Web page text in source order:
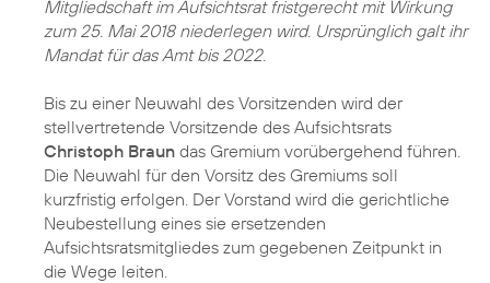
Mitgliedschaft im Aufsichtsrat fristgerecht mit Wirkung
zum 25. Mai 2018 niederlegen wird. Ursprünglich galt ihr
Mandat für das Amt bis 2022.
Bis zu einer Neuwahl des Vorsitzenden wird der
stellvertretende Vorsitzende des Aufsichtsrats
Christoph Braun das Gremium vorübergehend führen.
Die Neuwahl für den Vorsitz des Gremiums soll
kurzfristig erfolgen. Der Vorstand wird die gerichtliche
Neubestellung eines sie ersetzenden
Aufsichtsratsmitgliedes zum gegebenen Zeitpunkt in
die Wege leiten.